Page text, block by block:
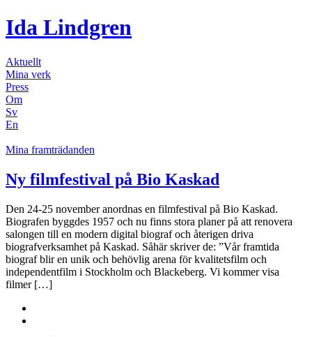
Ida Lindgren
Aktuellt
Mina verk
Press
Om
Sv
En
Mina framträdanden
Ny filmfestival på Bio Kaskad
Den 24-25 november anordnas en filmfestival på Bio Kaskad.
Biografen byggdes 1957 och nu finns stora planer på att renovera
salongen till en modern digital biograf och återigen driva
biografverksamhet på Kaskad. Såhär skriver de: ”Vår framtida
biograf blir en unik och behövlig arena för kvalitetsfilm och
independentfilm i Stockholm och Blackeberg. Vi kommer visa
filmer […]